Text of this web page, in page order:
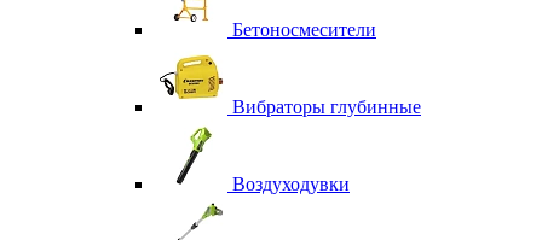
Бетоносмесители
Вибраторы глубинные
Воздуходувки